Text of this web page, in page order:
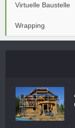
Virtuelle Baustelle
Wrapping